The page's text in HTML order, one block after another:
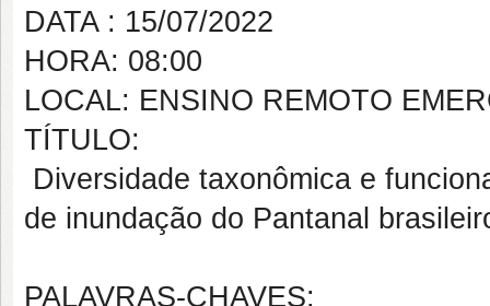
DATA : 15/07/2022
HORA: 08:00
LOCAL: ENSINO REMOTO
TÍTULO:
Diversidade taxonômica e
de inundação do Pantanal
PALAVRAS-CHAVES: